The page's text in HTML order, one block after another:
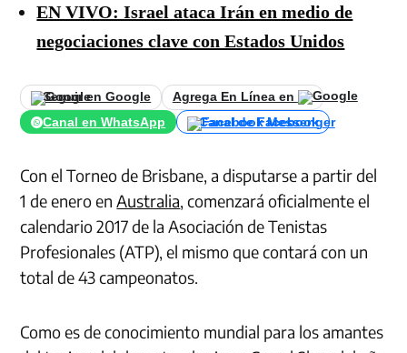
EN VIVO: Israel ataca Irán en medio de
negociaciones clave con Estados Unidos
Seguir en Google
Agrega En Línea en
Canal en WhatsApp
Canal de Facebook
Con el Torneo de Brisbane, a disputarse a partir del
1 de enero enAustralia, comenzará oficialmente el
calendario 2017 de la Asociación de Tenistas
Profesionales (ATP), el mismo que contará con un
total de 43 campeonatos.
Como es de conocimiento mundial para los amantes